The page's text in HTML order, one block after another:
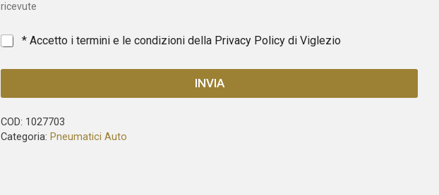
s
ricevute
* * Accetto i termini e le condizioni della Privacy Policy di Viglezio
INVIA
COD: 1027703
Categoria: Pneumatici Auto